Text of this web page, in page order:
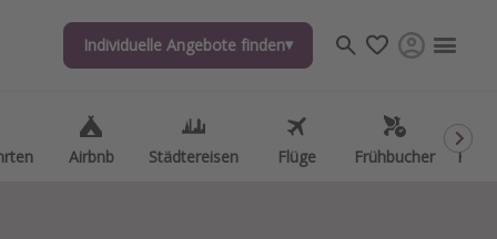
Individuelle Angebote finden
Airbnb Städtereisen Flüge Frühbucher
Individuelle Angebote finden
Airbnb Städtereisen Flüge Frühbucher